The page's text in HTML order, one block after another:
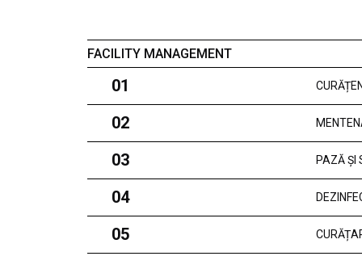
FACILITY MANAGEMENT
01
02
03 PAZĂ ȘI
04
05